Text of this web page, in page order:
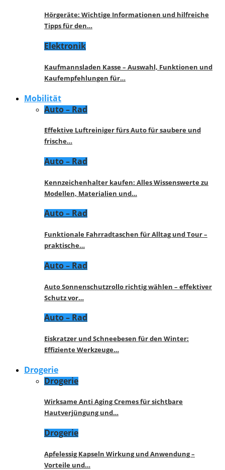
Hörgeräte: Wichtige Informationen und hilfreiche
Tipps für den…
Elektronik
Kaufmannsladen Kasse – Auswahl, Funktionen und
Kaufempfehlungen für…
Mobilität
Auto – Rad
Effektive Luftreiniger fürs Auto für saubere und
frische…
Auto – Rad
Kennzeichenhalter kaufen: Alles Wissenswerte zu
Modellen, Materialien und…
Auto – Rad
Funktionale Fahrradtaschen für Alltag und Tour –
praktische…
Auto – Rad
Auto Sonnenschutzrollo richtig wählen – effektiver
Schutz vor…
Auto – Rad
Eiskratzer und Schneebesen für den Winter:
Effiziente Werkzeuge…
Drogerie
Drogerie
Wirksame Anti Aging Cremes für sichtbare
Hautverjüngung und…
Drogerie
Apfelessig Kapseln Wirkung und Anwendung –
Vorteile und…